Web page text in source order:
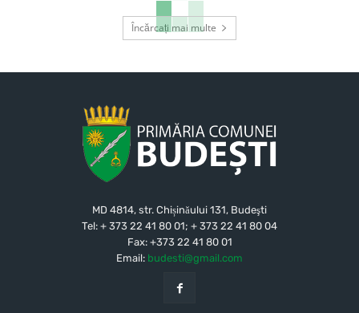
Încărcați mai multe
MD 4814, str. Chișinăului 131, Budeşti
Tel: + 373 22 41 80 01; + 373 22 41 80 04
Fax: +373 22 41 80 01
Email: budesti@gmail.com